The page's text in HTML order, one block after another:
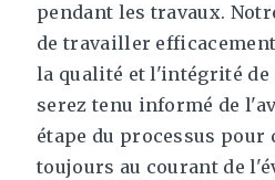
pendant les travaux.
de travailler
la qualité et l'intégrité de
serez tenu informé de
étape du processus pour
toujours au courant de